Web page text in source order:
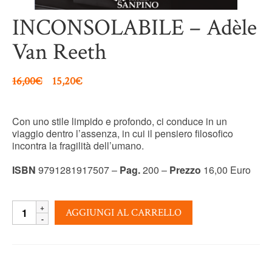
INCONSOLABILE – Adèle
Van Reeth
16,00€ 15,20€
Con uno stile limpido e profondo, ci conduce in un
viaggio dentro l’assenza, in cui il pensiero filosofico
incontra la fragilità dell’umano.
ISBN 9791281917507 – Pag.200 – Prezzo 16,00 Euro
INCONSOLABILEAGGIUNGI AL CARRELLO